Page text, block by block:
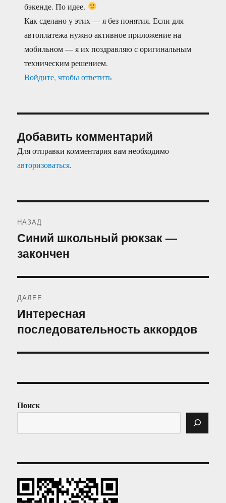
бэкенде. По идее.
Как сделано у этих — я без понятия. Если для
автоплатежа нужно активное приложение на
мобильном — я их поздравляю с оригинальным
техническим решением.
Войдите, чтобы ответить
Добавить комментарий
Для отправки комментария вам необходимо
авторизоваться.
по
записям
НАЗАД
Предыдущая
запись:
Синий школьный рюкзак —
закончен
ДАЛЕЕ
Следующая
запись:
Интересная
последовательность аккордов
Поиск